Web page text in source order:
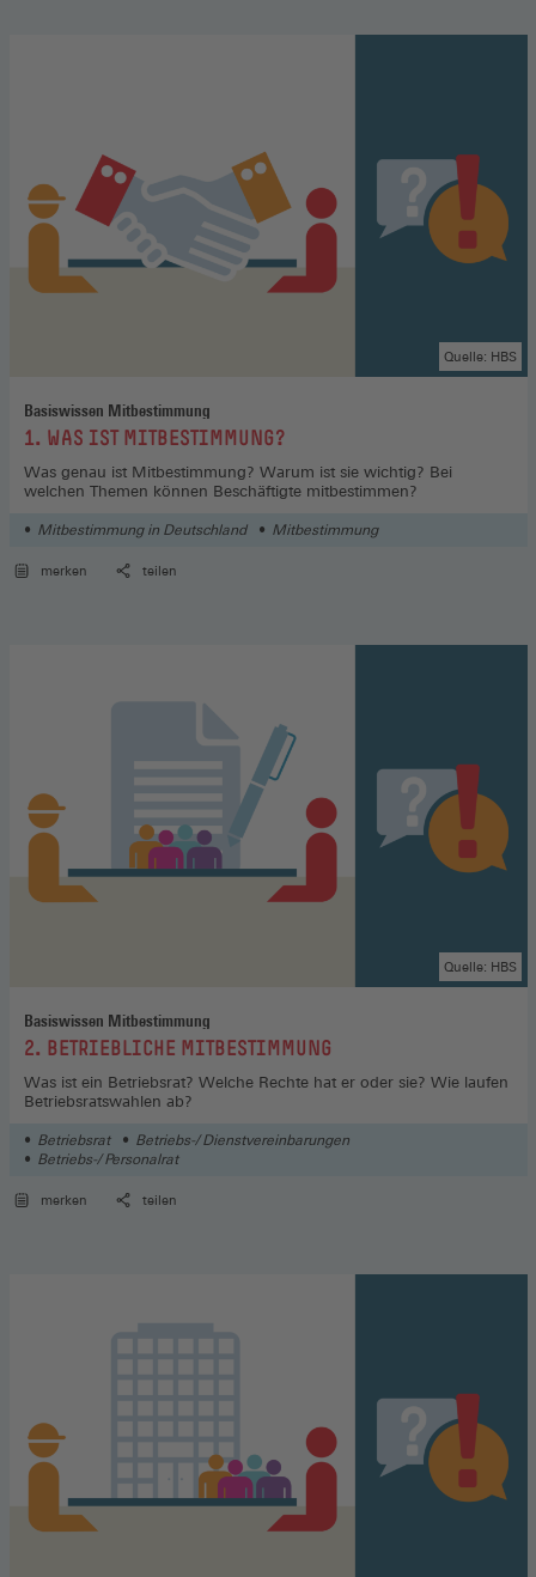
Basiswissen Mitbestimmung
:1. WAS IST MITBESTIMMUNG?
Was genau ist Mitbestimmung? Warum ist sie wichtig? Bei
welchen Themen können Beschäftigte mitbestimmen?
Quelle: HBS
Mitbestimmung in Deutschland Mitbestimmung
merken teilen
Basiswissen Mitbestimmung
:2. BETRIEBLICHE MITBESTIMMUNG
Was ist ein Betriebsrat? Welche Rechte hat er oder sie? Wie laufen
Betriebsratswahlen ab?
Quelle: HBS
Betriebsrat
Betriebs-/ Dienstvereinbarungen
Betriebs-/ Personalrat
merken teilen